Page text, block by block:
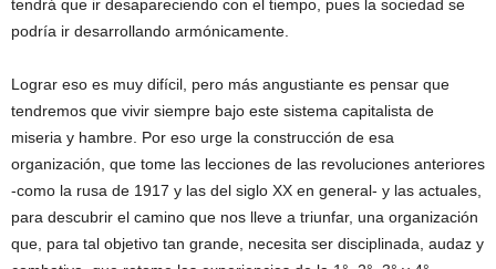
tendrá que ir desapareciendo con el tiempo, pues la sociedad se
podría ir desarrollando armónicamente.
Lograr eso es muy difícil, pero más angustiante es pensar que
tendremos que vivir siempre bajo este sistema capitalista de
miseria y hambre. Por eso urge la construcción de esa
organización, que tome las lecciones de las revoluciones anteriores
-como la rusa de 1917 y las del siglo XX en general- y las actuales,
para descubrir el camino que nos lleve a triunfar, una organización
que, para tal objetivo tan grande, necesita ser disciplinada, audaz y